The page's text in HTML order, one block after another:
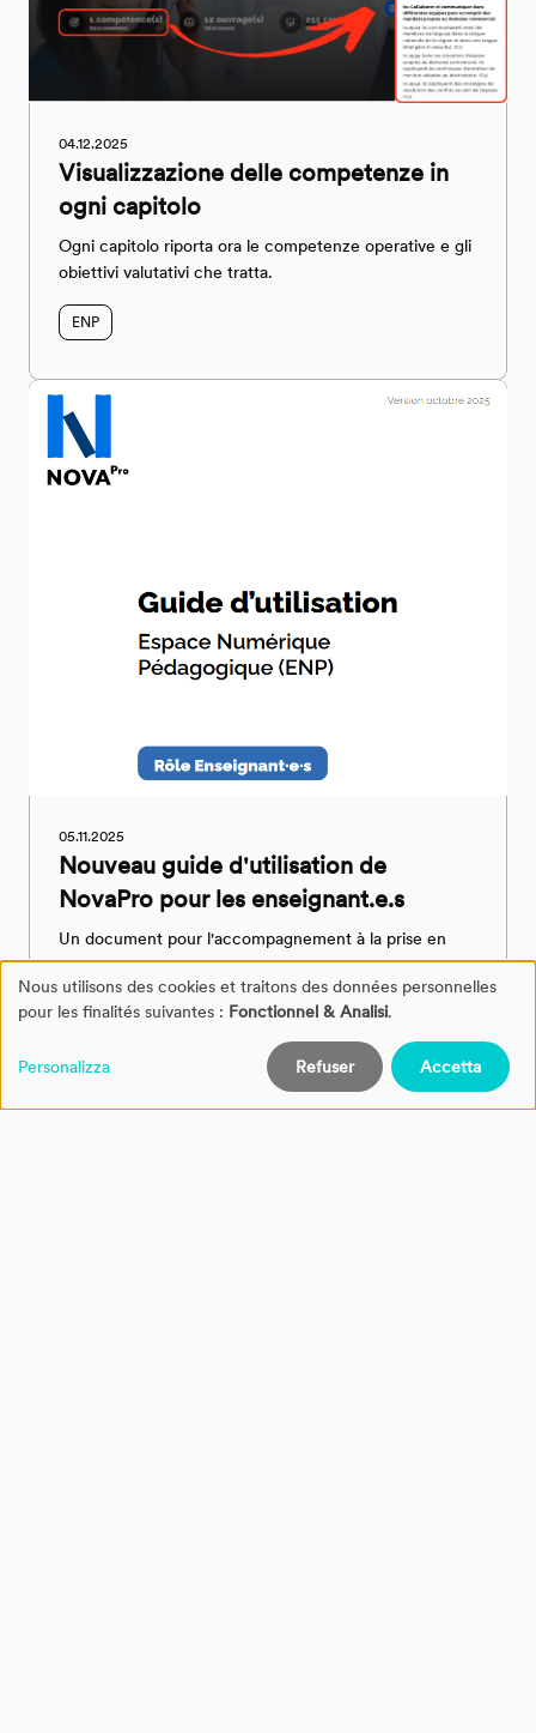
04.12.2025
Visualizzazione delle competenze in
ogni capitolo
Ogni capitolo riporta ora le competenze operative e gli
obiettivi valutativi che tratta.
ENP
05.11.2025
Nouveau guide d'utilisation de
NovaPro pour les enseignant.e.s
Un document pour l'accompagnement à la prise en
main de NovaPro par les enseignent·e·s.
ENP
Gestion
des
Nous utilisons des cookies et traitons des données personnelles
pour les finalités suivantes : Fonctionnel & Analisi.
Personalizza Refuser Accetta